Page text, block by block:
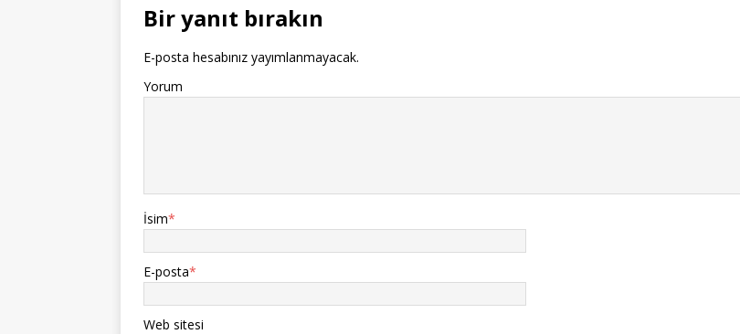
Bir yanıt bırakın
E-posta hesabınız yayımlanmayacak.
Yorum
İsim*
E-posta*
Web sitesi